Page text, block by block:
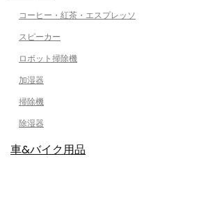
コーヒー・紅茶・エスプレッソ
スピーカー
ロボット掃除機
加湿器
掃除機
除湿器
車&バイク用品